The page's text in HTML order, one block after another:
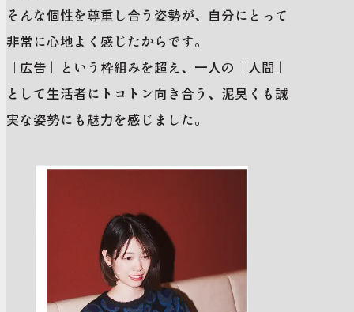
そんな個性を尊重し合う姿勢が、自分にとって
非常に心地よく感じたからです。
「広告」という枠組みを超え、一人の「人間」
として生活者にトコトン向き合う、泥臭くも誠
実な姿勢にも魅力を感じました。